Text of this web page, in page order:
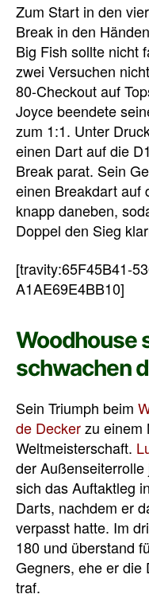
Zum Start in den
Break in den
Big Fish sollte nicht
zwei Versuchen
80-Checkout auf
Joyce beendete
zum 1:1. Unter
einen Dart auf die
Break parat. Sein
einen Breakdart auf
knapp daneben,
Doppel den Sieg
[travity:65F45B41-
A1AE69E4BB10]
Woodhouse
schwachen
Sein Triumph beim
de Deckerzu einem
Weltmeisterschaft.
der
sich das Auftaktleg
Darts, nachdem er
verpasst hatte. Im
180 und überstand
Gegners, ehe er die
traf.